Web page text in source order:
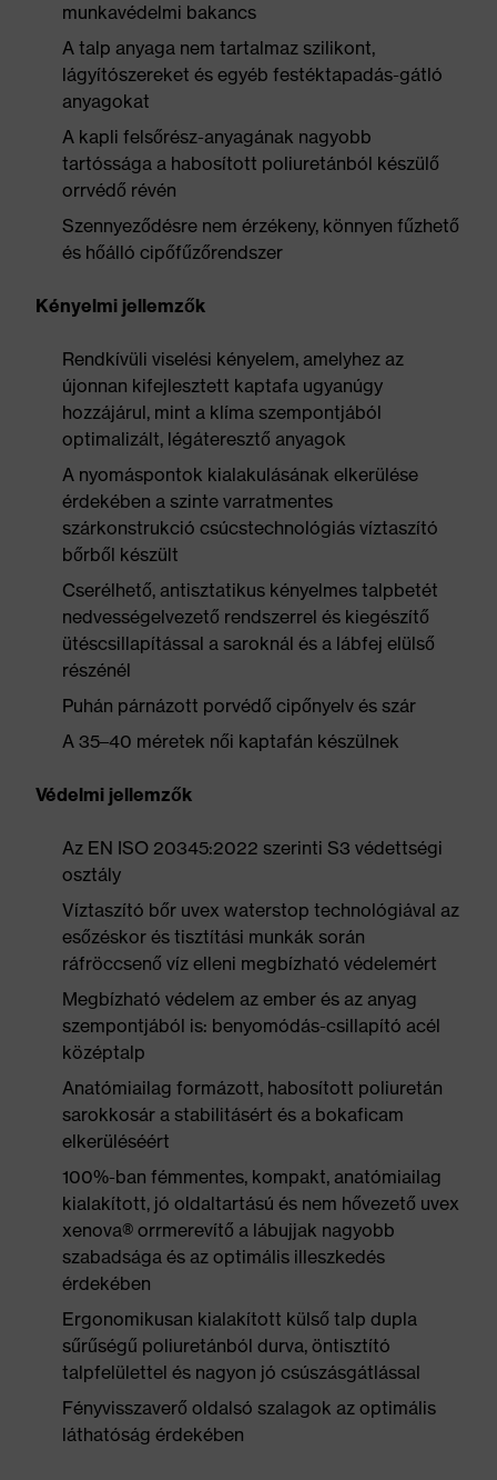
munkavédelmi bakancs
A talp anyaga nem tartalmaz szilikont,
lágyítószereket és egyéb festéktapadás-gátló
anyagokat
A kapli felsőrész-anyagának nagyobb
tartóssága a habosított poliuretánból készülő
orrvédő révén
Szennyeződésre nem érzékeny, könnyen fűzhető
és hőálló cipőfűzőrendszer
Kényelmi jellemzők
Rendkívüli viselési kényelem, amelyhez az
újonnan kifejlesztett kaptafa ugyanúgy
hozzájárul, mint a klíma szempontjából
optimalizált, légáteresztő anyagok
A nyomáspontok kialakulásának elkerülése
érdekében a szinte varratmentes
szárkonstrukció csúcstechnológiás víztaszító
bőrből készült
Cserélhető, antisztatikus kényelmes talpbetét
nedvességelvezető rendszerrel és kiegészítő
ütéscsillapítással a saroknál és a lábfej elülső
részénél
Puhán párnázott porvédő cipőnyelv és szár
A 35–40 méretek női kaptafán készülnek
Védelmi jellemzők
Az EN ISO 20345:2022 szerinti S3 védettségi
osztály
Víztaszító bőr uvex waterstop technológiával az
esőzéskor és tisztítási munkák során
ráfröccsenő víz elleni megbízható védelemért
Megbízható védelem az ember és az anyag
szempontjából is: benyomódás-csillapító acél
középtalp
Anatómiailag formázott, habosított poliuretán
sarokkosár a stabilitásért és a bokaficam
elkerüléséért
100%-ban fémmentes, kompakt, anatómiailag
kialakított, jó oldaltartású és nem hővezető uvex
xenova® orrmerevítő a lábujjak nagyobb
szabadsága és az optimális illeszkedés
érdekében
Ergonomikusan kialakított külső talp dupla
sűrűségű poliuretánból durva, öntisztító
talpfelülettel és nagyon jó csúszásgátlással
Fényvisszaverő oldalsó szalagok az optimális
láthatóság érdekében